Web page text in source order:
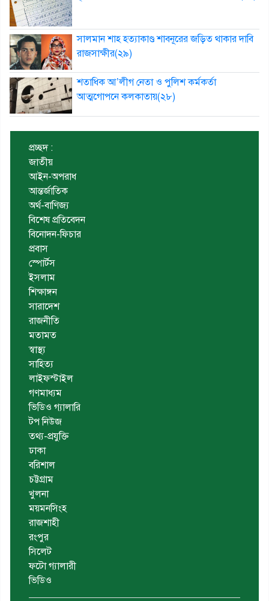
সালমান শাহ হত্যাকাণ্ড শাবনূরের জড়িত থাকার দাবি
রাজসাক্ষীর(২৯)
শতাধিক আ’লীগ নেতা ও পুলিশ কর্মকর্তা
আত্মগোপনে কলকাতায়(২৮)
প্রচ্ছদ :
জাতীয়
আইন-অপরাধ
আন্তর্জাতিক
অর্থ-বাণিজ্য
বিশেষ প্রতিবেদন
বিনোদন-ফিচার
প্রবাস
স্পোর্টস
ইসলাম
শিক্ষাঙ্গন
সারাদেশ
রাজনীতি
মতামত
স্বাস্থ্য
সাহিত্য
লাইফস্টাইল
গণমাধ্যম
ভিডিও গ্যালারি
টপ নিউজ
তথ্য-প্রযুক্তি
ঢাকা
বরিশাল
চট্টগ্রাম
খুলনা
ময়মনসিংহ
রাজশাহী
রংপুর
সিলেট
ফটো গ্যালারী
ভিডিও